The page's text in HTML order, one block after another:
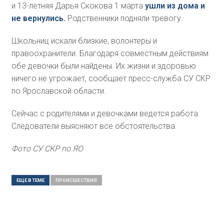
и 13-летняя Дарья Скокова 1 марта ушли из дома и
не вернулись. Родственники подняли тревогу.
Школьниц искали близкие, волонтеры и
правоохранители. Благодаря совместным действиям
обе девочки были найдены. Их жизни и здоровью
ничего не угрожает, сообщает пресс-служба СУ СКР
по Ярославской области.
Сейчас с родителями и девочками ведется работа.
Следователи выясняют все обстоятельства.
Фото СУ СКР по ЯО
ЕЩЕ В ТЕМЕ ПРОИСШЕСТВИЯ